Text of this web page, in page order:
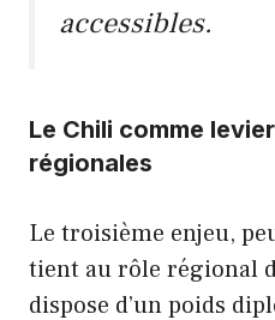
accessibles.
Le Chili comme
régionales
Le troisième enjeu,
tient au rôle régional
dispose d’un poids